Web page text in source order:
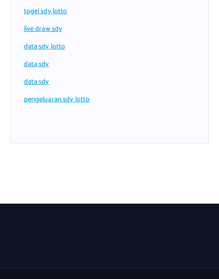
togel sdy lotto
live draw sdy
data sdy lotto
data sdy
data sdy
pengeluaran sdy lotto